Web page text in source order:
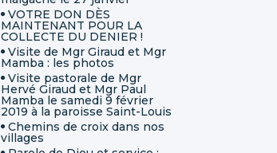
VOTRE DON DÈS
MAINTENANT POUR LA
COLLECTE DU DENIER !
Visite de Mgr Giraud et Mgr
Mamba : les photos
Visite pastorale de Mgr
Hervé Giraud et Mgr Paul
Mamba le samedi 9 février
2019 à la paroisse Saint-Louis
Chemins de croix dans nos
villages